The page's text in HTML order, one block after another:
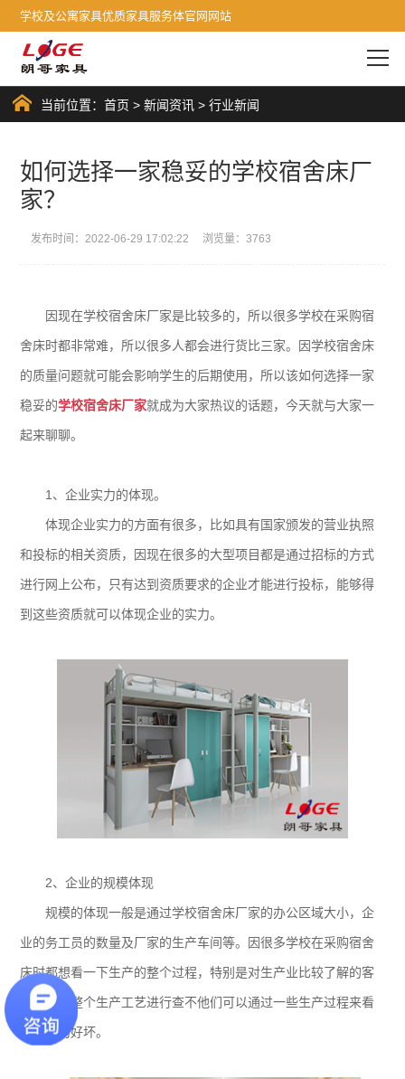
学校及公寓家具优质家具服务体官网网站
当前位置：首页 >新闻资讯 >行业新闻
如何选择一家稳妥的学校宿舍床厂
家？
发布时间：2022-06-29 17:02:22 浏览量：3763
因现在学校宿舍床厂家是比较多的，所以很多学校在采购宿
舍床时都非常难，所以很多人都会进行货比三家。因学校宿舍床
的质量问题就可能会影响学生的后期使用，所以该如何选择一家
稳妥的学校宿舍床厂家就成为大家热议的话题，今天就与大家一
起来聊聊。
1、企业实力的体现。
体现企业实力的方面有很多，比如具有国家颁发的营业执照
和投标的相关资质，因现在很多的大型项目都是通过招标的方式
进行网上公布，只有达到资质要求的企业才能进行投标，能够得
到这些资质就可以体现企业的实力。
2、企业的规模体现
规模的体现一般是通过学校宿舍床厂家的办公区域大小，企
业的务工员的数量及厂家的生产车间等。因很多学校在采购宿舍
床时都想看一下生产的整个过程，特别是对生产业比较了解的客
户，会对整个生产工艺进行查不他们可以通过一些生产过程来看
出产品的好坏。